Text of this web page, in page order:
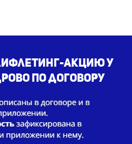
акцию у
по договору